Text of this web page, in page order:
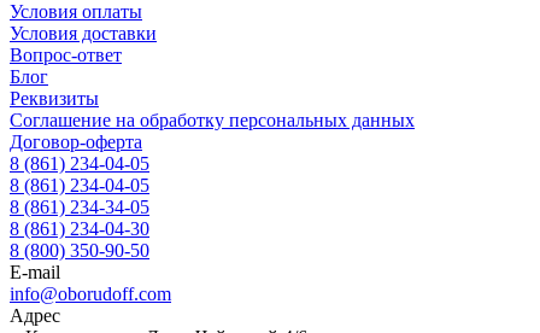
Условия оплаты
Условия доставки
Вопрос-ответ
Блог
Реквизиты
Соглашение на обработку персональных данных
Договор-оферта
8 (861) 234-04-05
8 (861) 234-04-05
8 (861) 234-34-05
8 (861) 234-04-30
8 (800) 350-90-50
E-mail
info@oborudoff.com
Адрес